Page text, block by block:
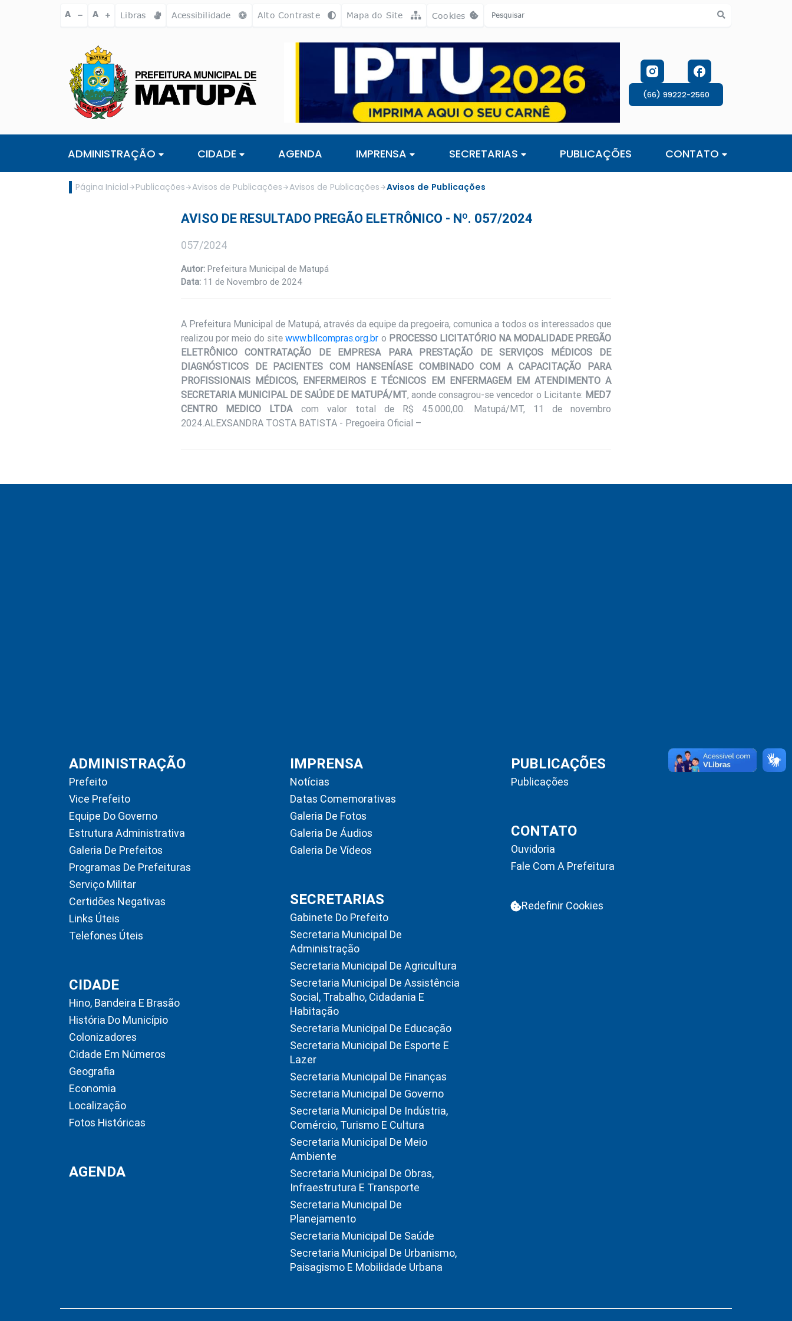
Ir para o conteúdo [alt+1] Ir para o menu [alt+2] Ir para a busca [alt+3] Ir para o rodapé [alt+4]
A A Libras Acessibilidade Alto Contraste Mapa do Site Cookies
Abrir preferências de cookies
(66) 99222-2560
ADMINISTRAÇÃO CIDADE AGENDA IMPRENSA SECRETARIAS PUBLICAÇÕES CONTATO
Página Inicial Publicações Avisos de Publicações Avisos de Publicações Avisos de Publicações
AVISO DE RESULTADO PREGÃO ELETRÔNICO - Nº. 057/2024
057/2024
Autor: Prefeitura Municipal de Matupá
Data: 11 de Novembro de 2024
A Prefeitura Municipal de Matupá, através da equipe da pregoeira, comunica a todos os interessados que
realizou por meio do sitewww.bllcompras.org.br o PROCESSO LICITATÓRIO NA MODALIDADE PREGÃO
ELETRÔNICO CONTRATAÇÃO DE EMPRESA PARA PRESTAÇÃO DE SERVIÇOS MÉDICOS DE
DIAGNÓSTICOS DE PACIENTES COM HANSENÍASE COMBINADO COM A CAPACITAÇÃO PARA
PROFISSIONAIS MÉDICOS, ENFERMEIROS E TÉCNICOS EM ENFERMAGEM EM ATENDIMENTO A
SECRETARIA MUNICIPAL DE SAÚDE DE MATUPÁ/MT, aonde consagrou-se vencedor o Licitante: MED7
CENTRO MEDICO LTDAcom valor total de R$ 45.000,00. Matupá/MT, 11 de novembro
2024.ALEXSANDRA TOSTA BATISTA - Pregoeira Oficial –
ADMINISTRAÇÃO
Prefeito
Vice Prefeito
Equipe Do Governo
Estrutura Administrativa
Galeria De Prefeitos
Programas De Prefeituras
Serviço Militar
Certidões Negativas
Links Úteis
Telefones Úteis
CIDADE
Hino, Bandeira E Brasão
História Do Município
Colonizadores
Cidade Em Números
Geografia
Economia
Localização
Fotos Históricas
AGENDA
IMPRENSA
Notícias
Datas Comemorativas
Galeria De Fotos
Galeria De Áudios
Galeria De Vídeos
SECRETARIAS
Gabinete Do Prefeito
Secretaria Municipal De
Administração
Secretaria Municipal De Agricultura
Secretaria Municipal De Assistência
Social, Trabalho, Cidadania E
Habitação
Secretaria Municipal De Educação
Secretaria Municipal De Esporte E
Lazer
Secretaria Municipal De Finanças
Secretaria Municipal De Governo
Secretaria Municipal De Indústria,
Comércio, Turismo E Cultura
Secretaria Municipal De Meio
Ambiente
Secretaria Municipal De Obras,
Infraestrutura E Transporte
Secretaria Municipal De
Planejamento
Secretaria Municipal De Saúde
Secretaria Municipal De Urbanismo,
Paisagismo E Mobilidade Urbana
PUBLICAÇÕES
Publicações
CONTATO
Ouvidoria
Fale Com A Prefeitura
Redefinir Cookies